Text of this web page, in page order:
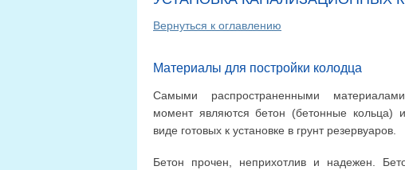
Вернуться к оглавлению
Материалы для постройки колодца
Самыми распространенными
момент являются бетон (бетонные кольца)
виде готовых к установке в грунт резервуаров.
Бетон прочен, неприхотлив и надежен.